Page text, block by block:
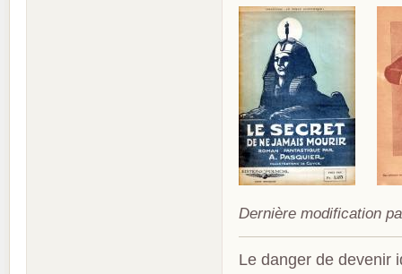
Dernière modification
Le danger de devenir